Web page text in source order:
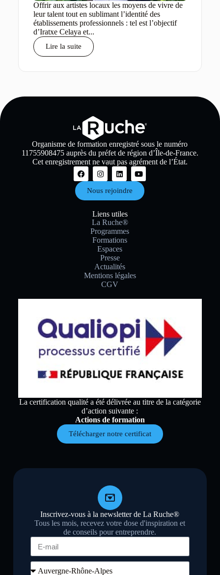
Offrir aux artistes locaux les moyens de vivre de
leur talent tout en sublimant l’identité des
établissements professionnels : tel est l’objectif
d’Iratxe Celaya et...
Lire la suite
Organisme de formation enregistré sous le numéro
11755908475 auprès du préfet de région d’Île-de-France.
Cet enregistrement ne vaut pas agrément de l’État.
Nous rejoindre
Liens utiles
La Ruche®
Programmes
Formations
Espaces
Presse
Actualités
Mentions légales
CGV
La certification qualité a été délivrée au titre de la catégorie
d’action suivante :
Actions de formation
Télécharger notre certificat
Inscrivez-vous à la newsletter de La Ruche®
Tous les mois, recevez votre dose d'inspiration et
de conseils pour entreprendre.